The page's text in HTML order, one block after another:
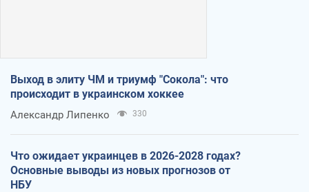
Выход в элиту ЧМ и триумф "Сокола": что
происходит в украинском хоккее
Александр Липенко 330
Что ожидает украинцев в 2026-2028 годах?
Основные выводы из новых прогнозов от
НБУ